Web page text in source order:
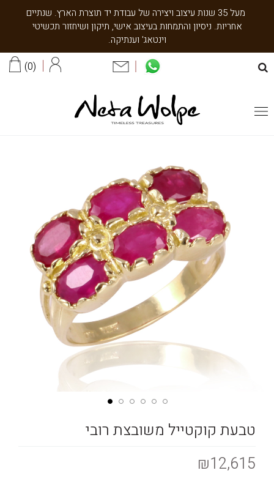
מעל 35 שנות עיצוב ויצירה של עבודת יד תוצרת הארץ. שנתיים
אחריות. ניסיון והתמחות בעיצוב אישי, תיקון ושיחזור תכשיטי
וינטאג' וענתיקה.
0
טבעת קוקטייל משובצת רובי
₪12,615